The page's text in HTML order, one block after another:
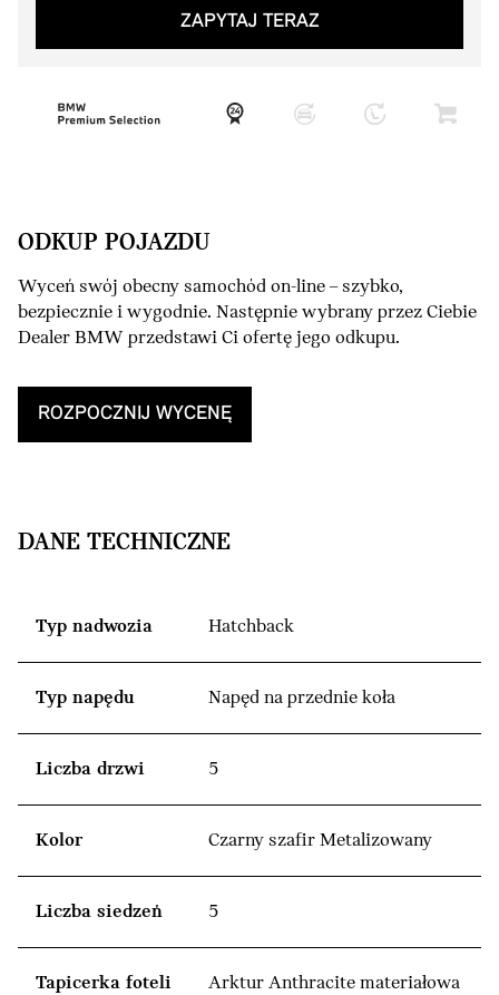
ZAPYTAJ TERAZ
ODKUP POJAZDU
Wyceń swój obecny samochód on-line – szybko,
bezpiecznie i wygodnie. Następnie wybrany przez Ciebie
Dealer BMW przedstawi Ci ofertę jego odkupu.
ROZPOCZNIJ WYCENĘ
DANE TECHNICZNE
Typ nadwozia Hatchback
Typ napędu Napęd na przednie koła
Liczba drzwi 5
Kolor Czarny szafir Metalizowany
Liczba siedzeń 5
Tapicerka foteli Arktur Anthracite materiałowa